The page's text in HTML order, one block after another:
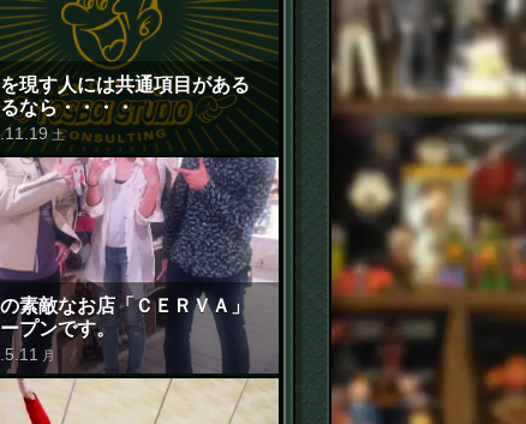
現す人には共通項目がある
なら・・・・
.11.19 土
素敵なお店「ＣＥＲＶＡ」
プンです。
5.11 月